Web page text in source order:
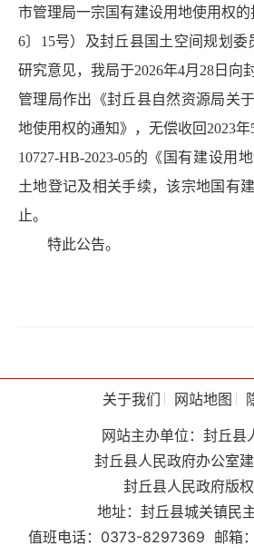
市管理局一宗国有建设用地使用权的
6〕15号）及封丘县国土空间规划委
研究意见，我局于2026年4月28日向
管理局作出《封丘县自然资源局关
地使用权的通知》，无偿收回2023
10727-HB-2023-05的《国有建设用
土地登记及相关手续，该宗地国有
止。
特此公告。
关于我们 网站地图
网站主办单位：封丘县
封丘县人民政府办公室
封丘县人民政府版
地址：封丘县城关镇民
值班电话：0373-8297369 邮箱